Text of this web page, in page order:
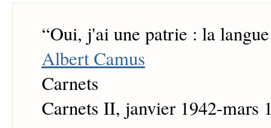
“Oui, j'ai une patrie : la
Albert Camus
Carnets
Carnets II, janvier 1942-mars